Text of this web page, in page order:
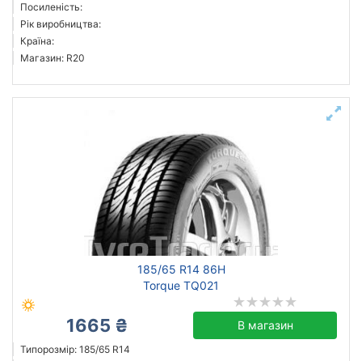
Посиленість:
Рік виробництва:
Країна:
Магазин: R20
185/65 R14 86H
Torque TQ021
1665 ₴ В магазин
Типорозмір: 185/65 R14